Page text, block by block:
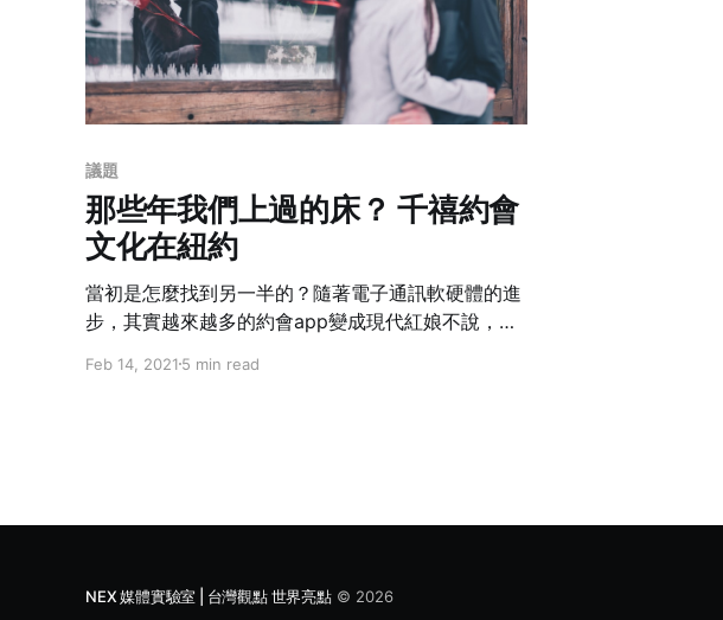
議題
那些年我們上過的床？ 千禧約會
文化在紐約
當初是怎麼找到另一半的？隨著電子通訊軟硬體的進
步，其實越來越多的約會app變成現代紅娘不說，也
反倒在人海浮沉中悟出了這情愛世界裡的遊戲規則，
Feb 14, 2021 5 min read
NEX 媒體實驗室 | 台灣觀點 世界亮點© 2026